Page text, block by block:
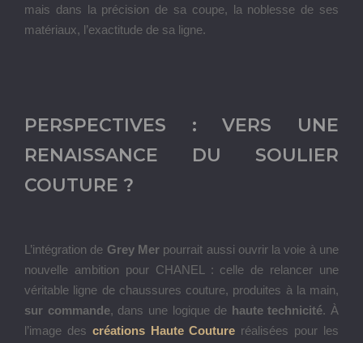
mais dans la précision de sa coupe, la noblesse de ses
matériaux, l’exactitude de sa ligne.
PERSPECTIVES : VERS UNE
RENAISSANCE DU SOULIER
COUTURE ?
L’intégration de Grey Merpourrait aussi ouvrir la voie à une
nouvelle ambition pour CHANEL : celle de relancer une
véritable ligne de chaussures couture, produites à la main,
sur commande, dans une logique de haute technicité. À
l’image des créations Haute Couture réalisées pour les